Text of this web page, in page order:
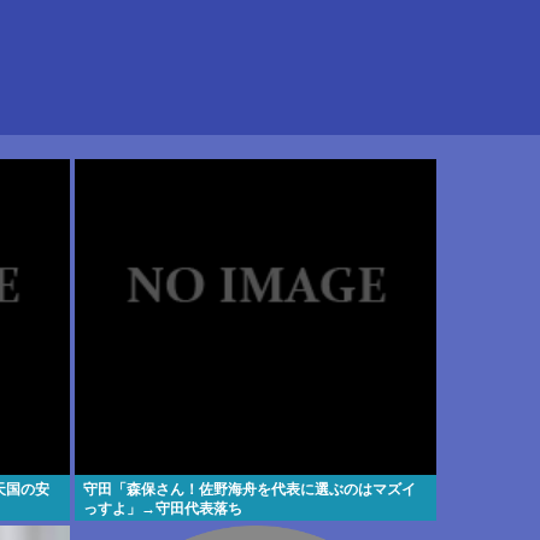
国の安
守田「森保さん！佐野海舟を代表に選ぶのはマズイ
っすよ」→守田代表落ち